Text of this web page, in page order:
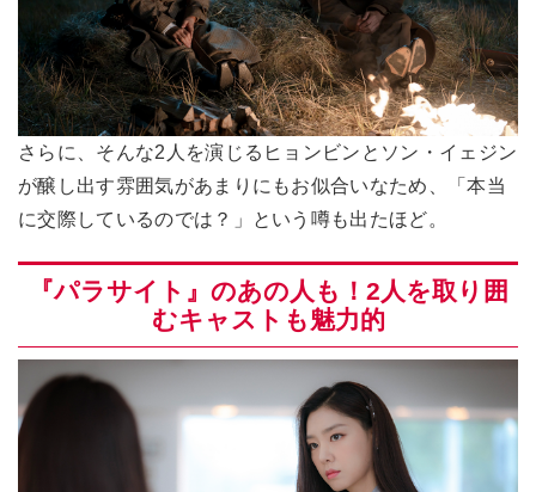
さらに、そんな2人を演じるヒョンビンとソン・イェジン
が醸し出す雰囲気があまりにもお似合いなため、「本当
に交際しているのでは？」という噂も出たほど。
『パラサイト』のあの人も！2人を取り囲
むキャストも魅力的